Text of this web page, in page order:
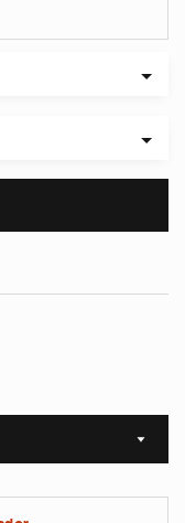
Sort